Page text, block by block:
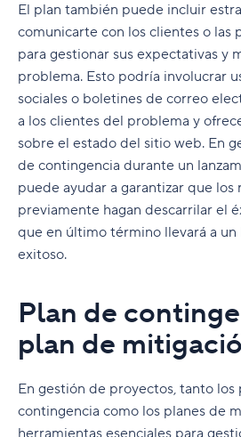
El plan también puede incluir
comunicarte con los clientes o las
para gestionar sus expectativas y
problema. Esto podría involucrar
sociales o boletines de correo
a los clientes del problema y
sobre el estado del sitio web. En
de contingencia durante un
puede ayudar a garantizar que
previamente hagan descarrilar el
que en último término llevará a
exitoso.
Plan de
plan de
En gestión de proyectos, tanto los
contingencia como los planes de
herramientas esenciales para